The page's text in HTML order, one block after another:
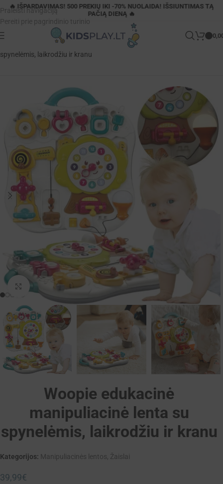
Praleisti navigaciją
Pereiti prie pagrindinio turinio
🔥 IŠPARDAVIMAS! 500 PREKIŲ IKI -70% NUOLAIDA! IŠSIUNTIMAS TĄ
PAČIĄ DIENĄ 🔥
Parduotuvė
Woopie edukacinė manipuliacinė lenta su
spynelėmis, laikrodžiu ir kranu
Padidinti
Woopie edukacinė
manipuliacinė lenta su
spynelėmis, laikrodžiu ir kranu
Kategorijos: Manipuliacinės lentos, Žaislai
39,99€